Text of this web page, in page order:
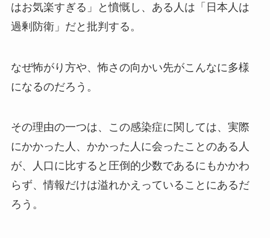
はお気楽すぎる」と憤慨し、ある人は「日本人は
過剰防衛」だと批判する。
なぜ怖がり方や、怖さの向かい先がこんなに多様
になるのだろう。
その理由の一つは、この感染症に関しては、実際
にかかった人、かかった人に会ったことのある人
が、人口に比すると圧倒的少数であるにもかかわ
らず、情報だけは溢れかえっていることにあるだ
ろう。